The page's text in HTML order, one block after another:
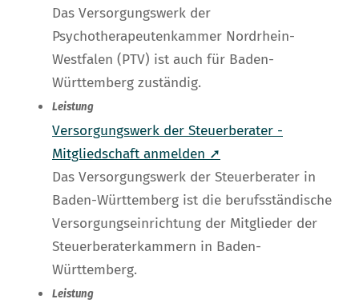
Das Versorgungswerk der
Psychotherapeutenkammer Nordrhein-
Westfalen (PTV) ist auch für Baden-
Württemberg zuständig.
Leistung
Versorgungswerk der Steuerberater -
Mitgliedschaft anmelden ➚
Das Versorgungswerk der Steuerberater in
Baden-Württemberg ist die berufsständische
Versorgungseinrichtung der Mitglieder der
Steuerberaterkammern in Baden-
Württemberg.
Leistung